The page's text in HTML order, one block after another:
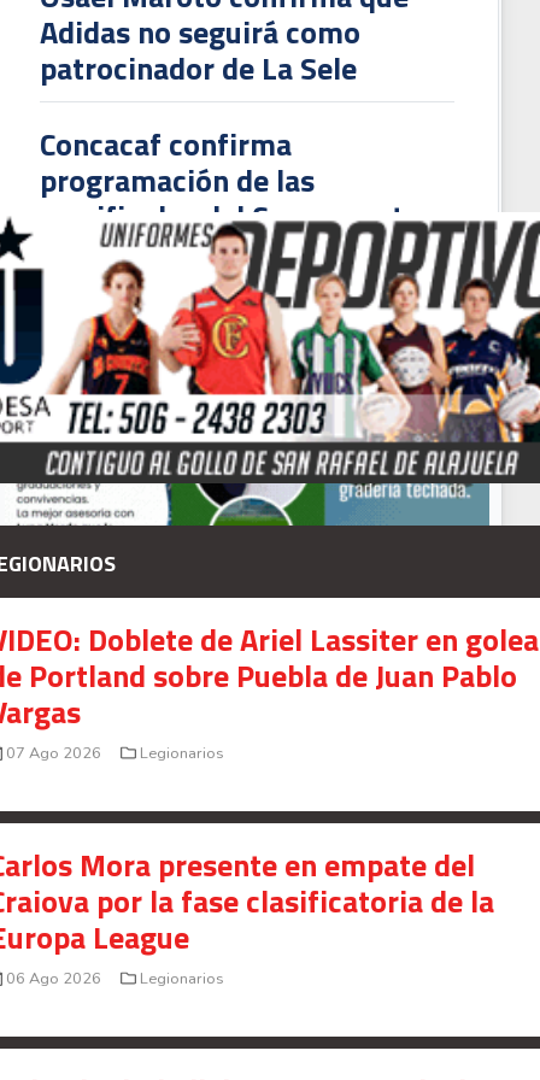
Adidas no seguirá como
patrocinador de La Sele
Concacaf confirma
programación de las
semifinales del Campeonato
Sub-20
MAS LEIDAS
Daniela Simpson: la modelo del Herediano que
impacta en redes
Óscar Ramírez no logró evitar otra ola de memes
para Alajuelense
Saprissa sigue coleccionando memes a nivel
Marvin Loría aparentemente fue captado con amante
Fernando Suárez ha sido valiente'', dice Douglas Sequeira (VIDEO)
Doblete de Ariel Lassiter en
Portland sobre Puebla de Juan Pablo
07 Ago 2026 Legionarios
Mora presente en empate del
por la fase clasificatoria de la
League
06 Ago 2026 Legionarios